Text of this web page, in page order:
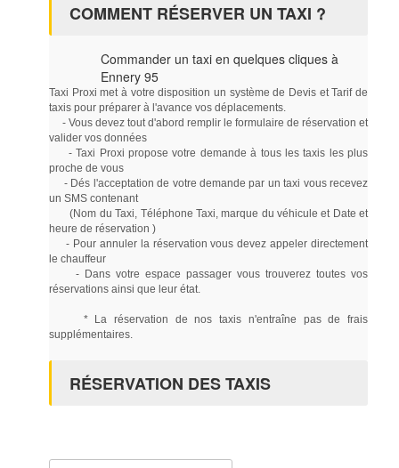
COMMENT RÉSERVER UN TAXI ?
Commander un taxi en quelques cliques à
Ennery 95
Taxi Proxi met à votre disposition un système de Devis et Tarif de
taxis pour préparer à l'avance vos déplacements.
- Vous devez tout d'abord remplir le formulaire de réservation et
valider vos données
- Taxi Proxi propose votre demande à tous les taxis les plus
proche de vous
- Dés l'acceptation de votre demande par un taxi vous recevez
un SMS contenant
(Nom du Taxi, Téléphone Taxi, marque du véhicule et Date et
heure de réservation )
- Pour annuler la réservation vous devez appeler directement
le chauffeur
- Dans votre espace passager vous trouverez toutes vos
réservations ainsi que leur état.
* La réservation de nos taxis n'entraîne pas de frais
supplémentaires.
RÉSERVATION DES TAXIS